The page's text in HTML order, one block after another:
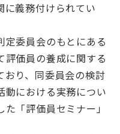
に義務付けられてい
定委員会のもとにある
評価員の養成に関する
おり、同委員会の検討
動における実務につい
「評価員セミナー」